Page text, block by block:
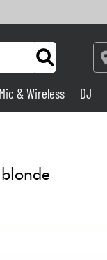
Mic & Wireless DJ